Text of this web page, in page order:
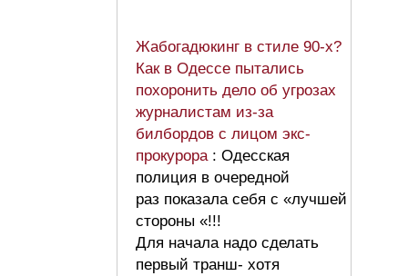
Жабогадюкинг в стиле 90-х?
Как в Одессе пытались
похоронить дело об угрозах
журналистам из-за
билбордов с лицом экс-
прокурора : Одесская
полиция в очередной
раз показала себя с «лучшей
стороны «!!!
Для начала надо сделать
первый транш- хотя